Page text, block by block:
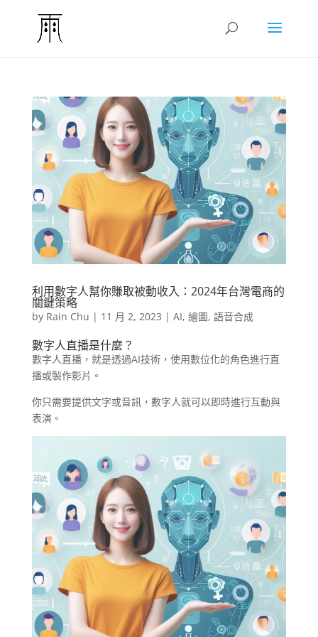
利用數字人幫你賺取被動收入：2024年台灣電商的
關鍵策略
by Rain Chu | 11 月 2, 2023 | AI, 繪圖, 語音合成
數字人直播是什麼？
數字人直播，就是透過AI技術，使用數位化的角色進行直
播或製作影片。
你只需要提供文字或音訊，數字人就可以即時進行互動與
表演。